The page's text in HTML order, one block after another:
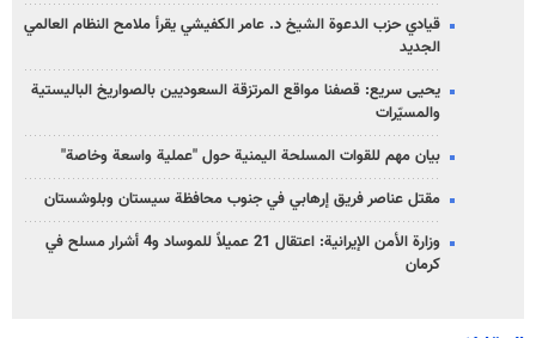
قيادي حزب الدعوة الشيخ د. عامر الكفيشي يقرأ ملامح النظام العالمي
الجديد
يحيى سريع: قصفنا مواقع المرتزقة السعوديين بالصواريخ الباليستية
والمسيّرات
بيان مهم للقوات المسلحة اليمنية حول "عملية واسعة وخاصة"
مقتل عناصر فريق إرهابي في جنوب محافظة سيستان وبلوشستان
وزارة الأمن الإيرانية: اعتقال 21 عميلاً للموساد و4 أشرار مسلح في
كرمان